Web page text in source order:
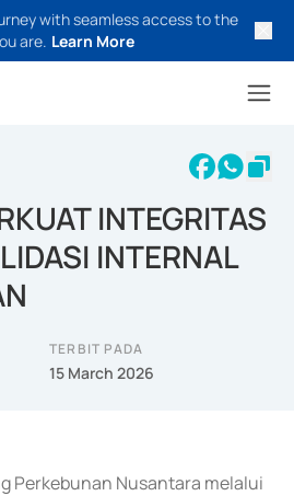
with seamless access to the
are. Learn More
INTEGRITAS
INTERNAL
TERBIT PADA
15 March 2026
Perkebunan Nusantara melalui